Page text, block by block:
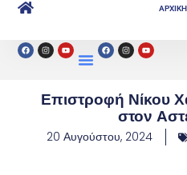
Επιστροφή Νίκου
στον
20 Αυγούστου, 2024